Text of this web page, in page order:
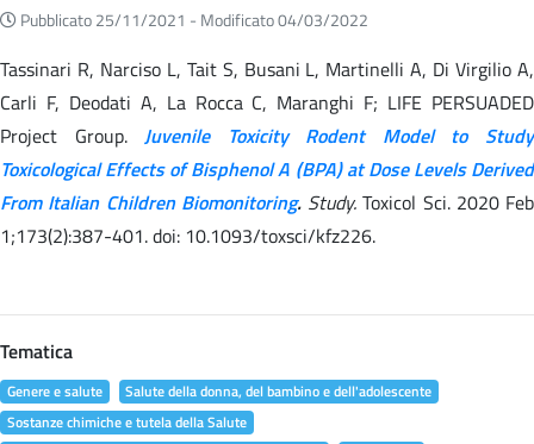
Pubblicato 25/11/2021 - Modificato 04/03/2022
Tassinari R, Narciso L, Tait S, Busani L, Martinelli A, Di Virgilio A,
Carli F, Deodati A, La Rocca C, Maranghi F; LIFE PERSUADED
Project Group.Juvenile Toxicity Rodent Model to Study
Toxicological Effects of Bisphenol A (BPA) at Dose Levels Derived
From Italian Children Biomonitoring.Study. Toxicol Sci. 2020 Feb
1;173(2):387-401. doi: 10.1093/toxsci/kfz226.
Tematica
Genere e salute
Salute della donna, del bambino e dell'adolescente
Sostanze chimiche e tutela della Salute